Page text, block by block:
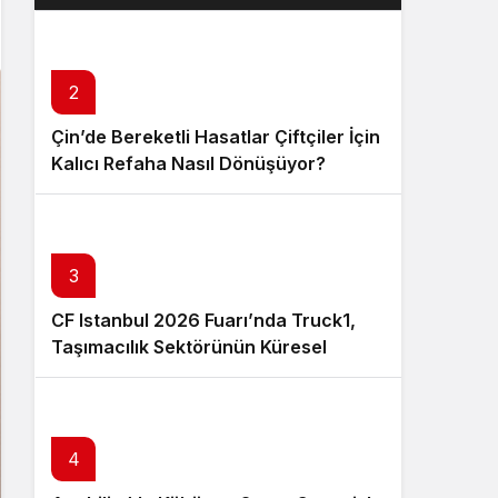
Layık Görüldü?
2
Çin’de Bereketli Hasatlar Çiftçiler İçin
Kalıcı Refaha Nasıl Dönüşüyor?
3
CF Istanbul 2026 Fuarı’nda Truck1,
Taşımacılık Sektörünün Küresel
Tedarik Zincirini Dijital Platformuyla
4